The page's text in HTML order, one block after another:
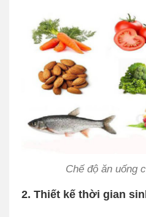
Chế độ ăn uống
2. Thiết kế thời gian